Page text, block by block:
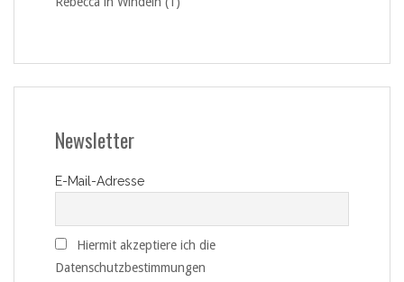
Newsletter
E-Mail-Adresse
Hiermit akzeptiere ich die
Datenschutzbestimmungen